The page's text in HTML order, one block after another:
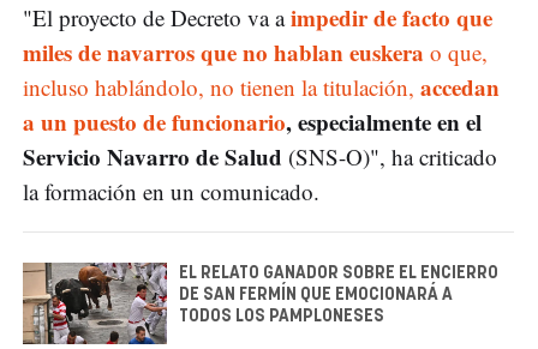
"El proyecto de Decreto va a impedir de facto que
miles de navarros que no hablan euskera o que,
incluso hablándolo, no tienen la titulación, accedan
a un puesto de funcionario, especialmente en el
Servicio Navarro de Salud (SNS-O)", ha criticado
la formación en un comunicado.
EL RELATO GANADOR SOBRE EL ENCIERRO
DE SAN FERMÍN QUE EMOCIONARÁ A
TODOS LOS PAMPLONESES